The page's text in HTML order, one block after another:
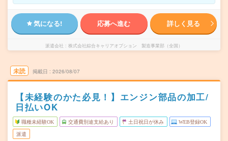
気になる! 応募へ進む 詳しく見る
派遣会社 株式会社綜合キャリアオプション 製造事業部（全国）
未読 掲載日 2026/08/07
【未経験のかた必見！】エンジン部品の加工/
日払いOK
職種未経験OK 交通費別途支給あり 土日祝日が休み WEB登録OK
派遣